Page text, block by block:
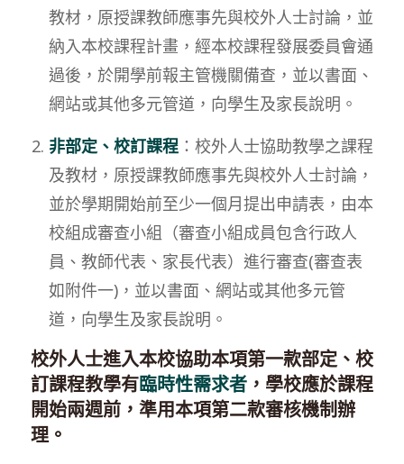
教材，原授課教師應事先與校外人士討論，並
納入本校課程計畫，經本校課程發展委員會通
過後，於開學前報主管機關備查，並以書面、
網站或其他多元管道，向學生及家長說明。
非部定、校訂課程：校外人士協助教學之課程
及教材，原授課教師應事先與校外人士討論，
並於學期開始前至少一個月提出申請表，由本
校組成審查小組（審查小組成員包含行政人
員、教師代表、家長代表）進行審查(審查表
如附件一)，並以書面、網站或其他多元管
道，向學生及家長說明。
校外人士進入本校協助本項第一款部定、校
訂課程教學有臨時性需求者，學校應於課程
開始兩週前，準用本項第二款審核機制辦
理。